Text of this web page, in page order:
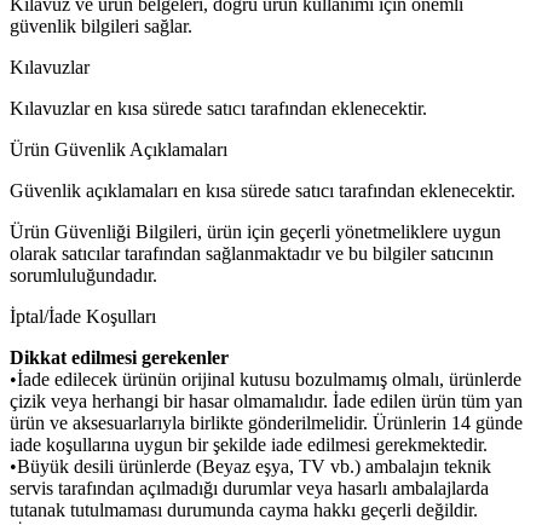
Kılavuz ve ürün belgeleri, doğru ürün kullanımı için önemli
güvenlik bilgileri sağlar.
Kılavuzlar
Kılavuzlar en kısa sürede satıcı tarafından eklenecektir.
Ürün Güvenlik Açıklamaları
Güvenlik açıklamaları en kısa sürede satıcı tarafından eklenecektir.
Ürün Güvenliği Bilgileri, ürün için geçerli yönetmeliklere uygun
olarak satıcılar tarafından sağlanmaktadır ve bu bilgiler satıcının
sorumluluğundadır.
İptal/İade Koşulları
Dikkat edilmesi gerekenler
•İade edilecek ürünün orijinal kutusu bozulmamış olmalı, ürünlerde
çizik veya herhangi bir hasar olmamalıdır. İade edilen ürün tüm yan
ürün ve aksesuarlarıyla birlikte gönderilmelidir. Ürünlerin 14 günde
iade koşullarına uygun bir şekilde iade edilmesi gerekmektedir.
•Büyük desili ürünlerde (Beyaz eşya, TV vb.) ambalajın teknik
servis tarafından açılmadığı durumlar veya hasarlı ambalajlarda
tutanak tutulmaması durumunda cayma hakkı geçerli değildir.